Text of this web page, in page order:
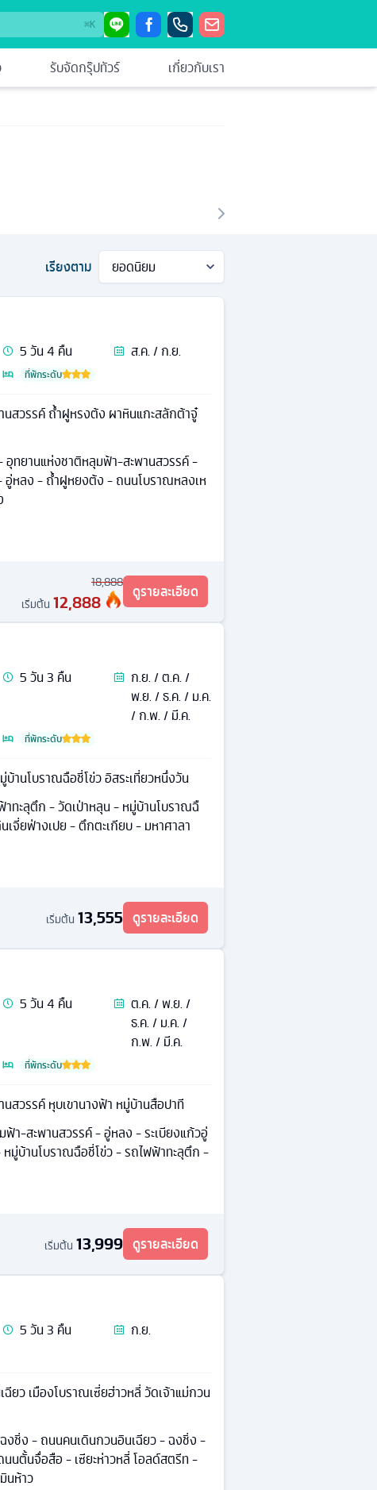
⌘K
รับจัดกรุ๊ปทัวร์ เกี่ยวกับเรา
เรียงตาม
5วัน4 คืน
ส.ค. / ก.ย.
ที่พักระดับ
สวรรค์ ถ้ำฝูหรงต้ง ผาหินแกะสลักต้าจู๋
อุทยานแห่งชาติหลุมฟ้า-สะพานสวรรค์ -
อู่หลง - ถ้ำฝูหยงต้ง - ถนนโบราณหลงเห
18,888
เริ่มต้น 12,888 ดูรายละเอียด
5วัน3 คืน
ก.ย. / ต.ค. /
พ.ย. / ธ.ค. / ม.ค.
/ ก.พ. / มี.ค.
ที่พักระดับ
านโบราณฉือชี่โข่ว อิสระเที่ยวหนึ่งวัน
ทะลุตึก - วัดเป่าหลุน - หมู่บ้านโบราณฉื
เจี่ยฟ่างเปย - ตึกตะเกียบ - มหาศาลา
เริ่มต้น 13,555 ดูรายละเอียด
5วัน4 คืน
ต.ค. / พ.ย. /
ธ.ค. / ม.ค. /
ก.พ. / มี.ค.
ที่พักระดับ
สวรรค์ หุบเขานางฟ้า หมู่บ้านสือปาที
า-สะพานสวรรค์ - อู่หลง - ระเบียงแก้วอู่
มู่บ้านโบราณฉือชี่โข่ว - รถไฟฟ้าทะลุตึก -
เริ่มต้น 13,999 ดูรายละเอียด
5วัน3 คืน
ก.ย.
เจ้าแม่กวน
ฉงชิ่ง - ถนนคนเดินกวนอินเฉียว - ฉงชิ่ง -
นตั้นจื่อสือ - เซียะห่าวหลี่ โอลด์สตรีท -
นห้าว